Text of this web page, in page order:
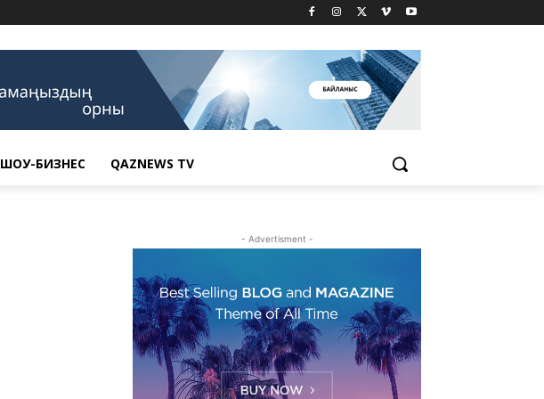
ШОУ-БИЗНЕС QAZNEWS TV
- Advertisment -